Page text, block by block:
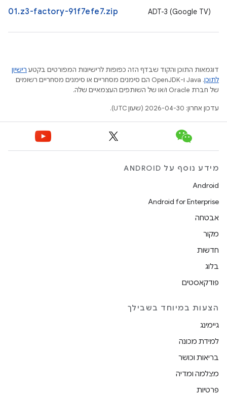
‫ADT-3 (Google TV)
factory-91f7efe7.zip
דוגמאות התוכן והקוד שבדף הזה כפופות לרישיונות המפורטים בקטע רישיון
לתוכן
.‏ Java ו-OpenJDK הם סימנים מסחריים או סימנים מסחריים רשומים
של חברת Oracle ו/או של השותפים העצמאיים שלה.
עדכון אחרון: 2026-04-30 (שעון UTC).
מידע נוסף על ANDROID
Android
Android for Enterprise
אבטחה
מקור
חדשות
בלוג
פודקאסטים
הצעות במיוחד בשבילך
גיימינג
למידת מכונה
בריאות וכושר
מצלמה ומדיה
פרטיות